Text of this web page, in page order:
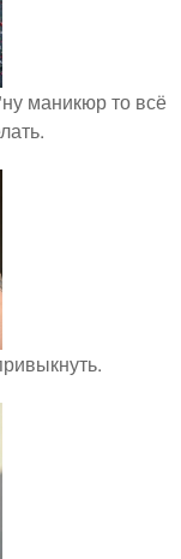
маникюр то всё